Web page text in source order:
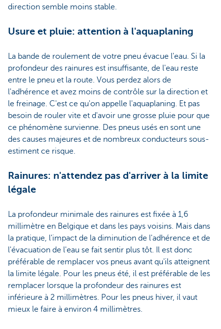
direction semble moins stable.
Usure et pluie: attention à l'aquaplaning
La bande de roulement de votre pneu évacue l'eau. Si la
profondeur des rainures est insuffisante, de l'eau reste
entre le pneu et la route. Vous perdez alors de
l'adhérence et avez moins de contrôle sur la direction et
le freinage. C'est ce qu'on appelle l'aquaplaning. Et pas
besoin de rouler vite et d'avoir une grosse pluie pour que
ce phénomène survienne. Des pneus usés en sont une
des causes majeures et de nombreux conducteurs sous-
estiment ce risque.
Rainures: n'attendez pas d'arriver à la limite
légale
La profondeur minimale des rainures est fixée à 1,6
millimètre en Belgique et dans les pays voisins. Mais dans
la pratique, l'impact de la diminution de l'adhérence et de
l'évacuation de l'eau se fait sentir plus tôt. Il est donc
préférable de remplacer vos pneus avant qu'ils atteignent
la limite légale. Pour les pneus été, il est préférable de les
remplacer lorsque la profondeur des rainures est
inférieure à 2 millimètres. Pour les pneus hiver, il vaut
mieux le faire à environ 4 millimètres.